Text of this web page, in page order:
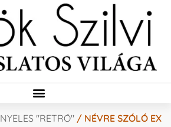
NYELES "RETRÓ" / NÉVRE SZÓLÓ EX